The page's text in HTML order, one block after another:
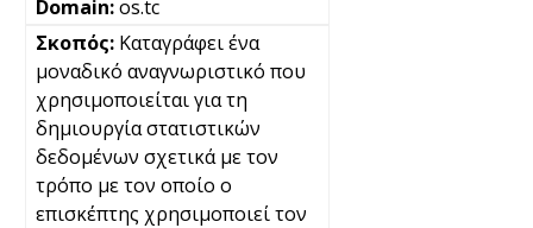
os.tc
Καταγράφει ένα
μοναδικό αναγνωριστικό που
χρησιμοποιείται για τη
δημιουργία στατιστικών
δεδομένων σχετικά με τον
τρόπο με τον οποίο ο
επισκέπτης χρησιμοποιεί τον